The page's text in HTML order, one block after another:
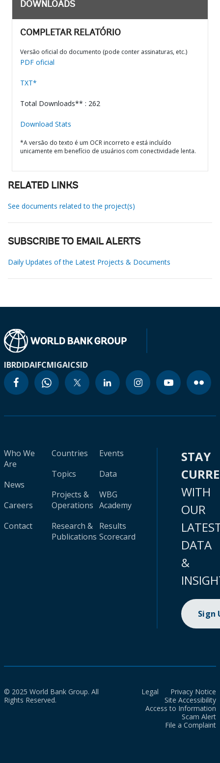
DOWNLOADS
COMPLETAR RELATÓRIO
Versão oficial do documento (pode conter assinaturas, etc.)
PDF oficial
TXT*
Total Downloads** : 262
Download Stats
*A versão do texto é um OCR incorreto e está incluído
unicamente em benefício de usuários com conectividade lenta.
RELATED LINKS
See documents related to the project(s)
SUBSCRIBE TO EMAIL ALERTS
Daily Updates of the Latest Projects & Documents
IBRDIDAIFCMIGAICSID
Who We
Are
News
Careers
Contact
Countries
Topics
Projects &
Operations
Research &
Publications
Events
Data
WBG
Academy
Results
Scorecard
STAY
WITH
OUR
DATA
&
Sign
© 2025 World Bank Group. All
Rights Reserved.
Legal
Privacy Notice
Site Accessibility
Access to Information
Scam Alert
File a Complaint